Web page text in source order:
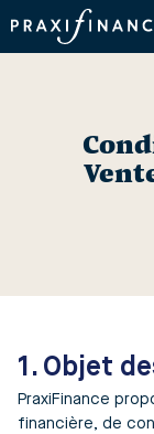
1. Objet
PraxiFinance
financière, de